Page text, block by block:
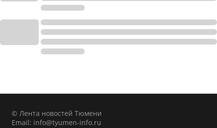
© Лента новостей Тюмени
Email: info@tyumen-info.ru